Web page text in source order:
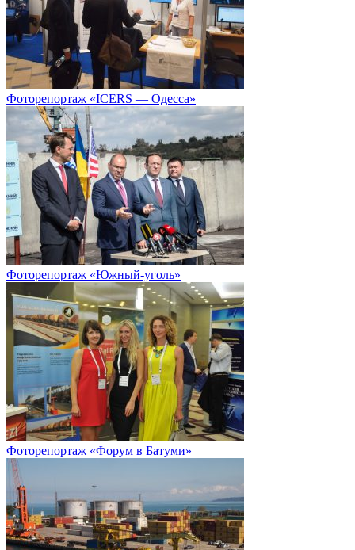
Фоторепортаж «ICERS — Одесса»
Фоторепортаж «Южный-уголь»
Фоторепортаж «Форум в Батуми»